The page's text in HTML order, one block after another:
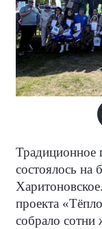
Традиционное
состоялось на
проекта
собрало сотни